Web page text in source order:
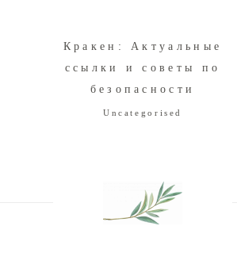
Кракен: Актуальные
ссылки и советы по
безопасности
Uncategorised